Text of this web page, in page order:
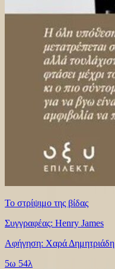
Το στρίψιμο της βίδας
Συγγραφέας: Henry James
Αφήγηση: Χαρά Δημητριάδη
5ω 54λ